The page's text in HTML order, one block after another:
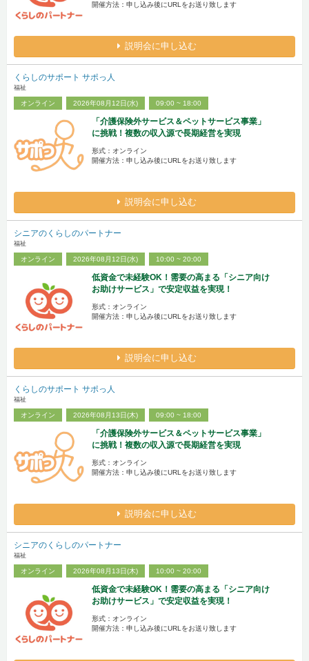
開催方法：申し込み後にURLをお送り致します
説明会に申し込む
くらしのサポート サポっ人
福祉
オンライン 2026年08月12日(水) 09:00 ~ 18:00
「介護保険外サービス＆ペットサービス事業」
に挑戦！複数の収入源で長期経営を実現
形式：オンライン
開催方法：申し込み後にURLをお送り致します
説明会に申し込む
シニアのくらしのパートナー
福祉
オンライン 2026年08月12日(水) 10:00 ~ 20:00
低資金で未経験OK！需要の高まる「シニア向け
お助けサービス」で安定収益を実現！
形式：オンライン
開催方法：申し込み後にURLをお送り致します
説明会に申し込む
くらしのサポート サポっ人
福祉
オンライン 2026年08月13日(木) 09:00 ~ 18:00
「介護保険外サービス＆ペットサービス事業」
に挑戦！複数の収入源で長期経営を実現
形式：オンライン
開催方法：申し込み後にURLをお送り致します
説明会に申し込む
シニアのくらしのパートナー
福祉
オンライン 2026年08月13日(木) 10:00 ~ 20:00
低資金で未経験OK！需要の高まる「シニア向け
お助けサービス」で安定収益を実現！
形式：オンライン
開催方法：申し込み後にURLをお送り致します